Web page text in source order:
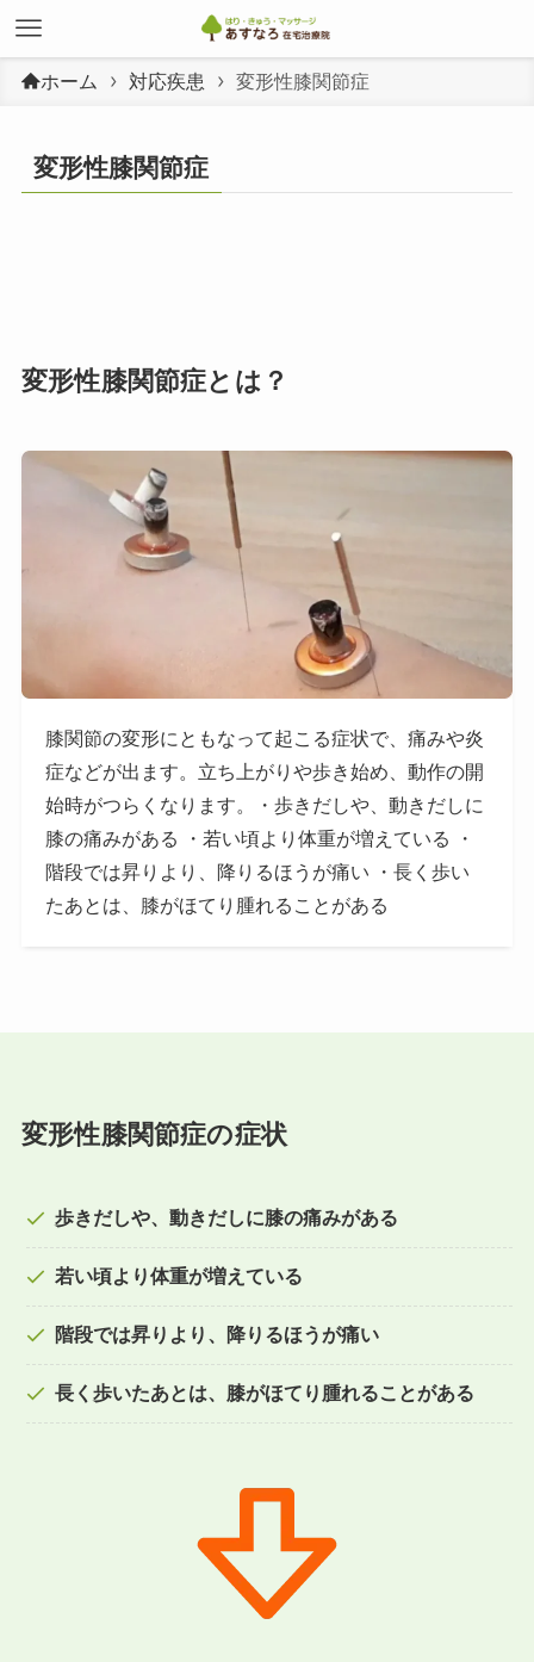
ホーム 対応疾患 変形性膝関節症
変形性膝関節症
変形性膝関節症とは？
膝関節の変形にともなって起こる症状で、痛みや炎
症などが出ます。立ち上がりや歩き始め、動作の開
始時がつらくなります。・歩きだしや、動きだしに
膝の痛みがある ・若い頃より体重が増えている ・
階段では昇りより、降りるほうが痛い ・長く歩い
たあとは、膝がほてり腫れることがある
変形性膝関節症の症状
歩きだしや、動きだしに膝の痛みがある
若い頃より体重が増えている
階段では昇りより、降りるほうが痛い
長く歩いたあとは、膝がほてり腫れることがある